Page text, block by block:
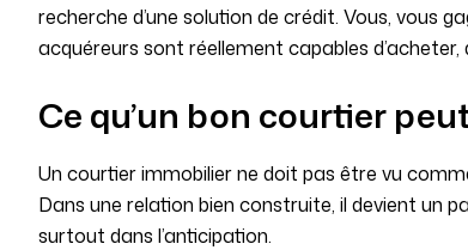
recherche d’une solution de crédit. Vous, vous
acquéreurs sont réellement capables d’acheter,
Ce qu’un bon courtier
Un courtier immobilier ne doit pas être vu
Dans une relation bien construite, il devient un
surtout dans l’anticipation.